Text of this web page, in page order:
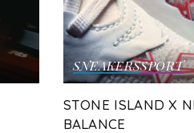
SNEAKERSSPORT
STONE ISLAND X
BALANCE